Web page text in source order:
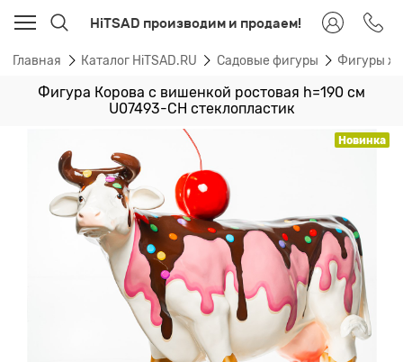
HiTSAD производим и продаем!
Главная Каталог HiTSAD.RU Садовые фигуры Фигуры
Фигура Корова с вишенкой ростовая h=190 см
U07493-CH стеклопластик
Новинка